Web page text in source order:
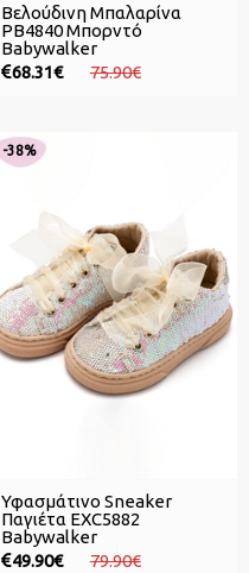
Βελούδινη Μπαλαρίνα
PB4840 Μπορντό
Babywalker
68.31€
75.90€
-38%
Υφασμάτινο Sneaker
Παγιέτα EXC5882
Babywalker
49.90€
79.90€